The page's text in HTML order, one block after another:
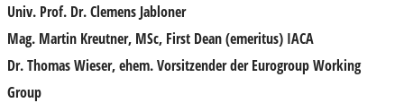
Univ. Prof. Dr. Clemens Jabloner
Mag. Martin Kreutner, MSc, First Dean (emeritus) IACA
Dr. Thomas Wieser, ehem. Vorsitzender der Eurogroup Working
Group